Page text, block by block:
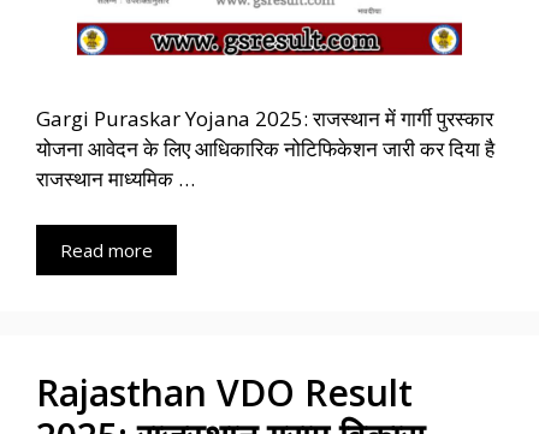
Gargi Puraskar Yojana 2025: राजस्थान में गार्गी पुरस्कार
योजना आवेदन के लिए आधिकारिक नोटिफिकेशन जारी कर दिया है
राजस्थान माध्यमिक …
Read more
Rajasthan VDO Result